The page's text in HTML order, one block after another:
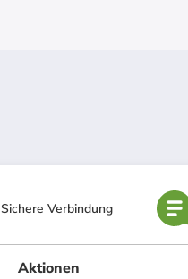
Sichere Verbindung
Aktionen